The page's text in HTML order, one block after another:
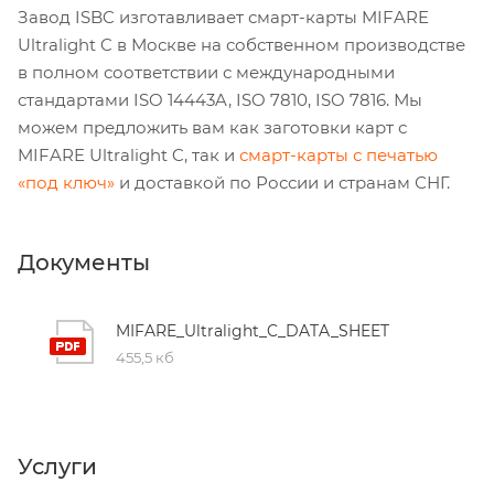
Завод ISBC изготавливает смарт-карты MIFARE
Ultralight C в Москве на собственном производстве
в полном соответствии с международными
стандартами ISO 14443A, ISO 7810, ISO 7816. Мы
можем предложить вам как заготовки карт с
MIFARE Ultralight C, так и смарт-карты с печатью
«под ключ» и доставкой по России и странам СНГ.
Документы
MIFARE_Ultralight_C_DATA_SHEET
455,5 кб
Услуги